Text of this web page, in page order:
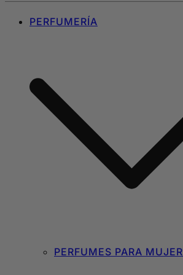
PERFUMERÍA
PERFUMES PARA MUJER